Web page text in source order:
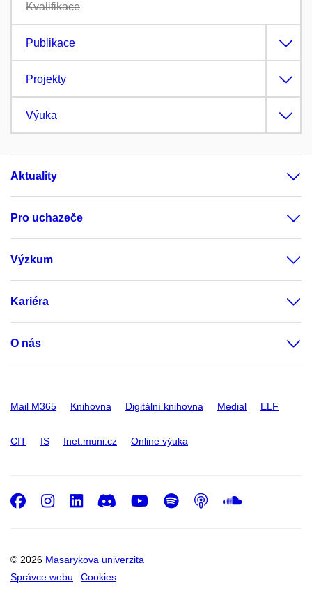
Kvalifikace
Publikace
Projekty
Výuka
Aktuality
Pro uchazeče
Výzkum
Kariéra
O nás
Mail M365 Knihovna Digitální knihovna Medial ELF
CIT IS Inet.muni.cz Online výuka
© 2026 Masarykova univerzita
Správce webu
Cookies
Facebook
Instagram
LinkedIn
DiscordYoutube
Spotify
Podcast